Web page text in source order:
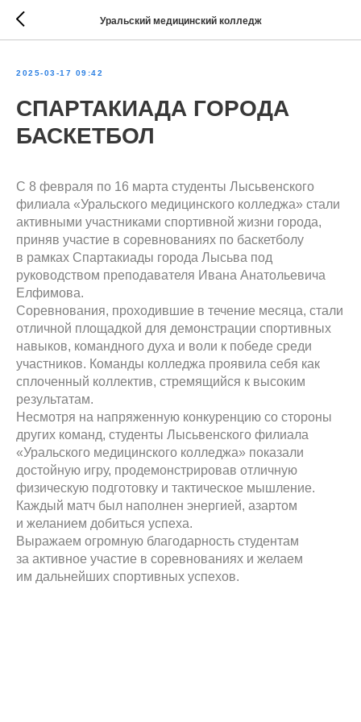
Уральский медицинский колледж
2025-03-17 09:42
СПАРТАКИАДА ГОРОДА
БАСКЕТБОЛ
С 8 февраля по 16 марта студенты Лысьвенского
филиала «Уральского медицинского колледжа» стали
активными участниками спортивной жизни города,
приняв участие в соревнованиях по баскетболу
в рамках Спартакиады города Лысьва под
руководством преподавателя Ивана Анатольевича
Елфимова.
Соревнования, проходившие в течение месяца, стали
отличной площадкой для демонстрации спортивных
навыков, командного духа и воли к победе среди
участников. Команды колледжа проявила себя как
сплоченный коллектив, стремящийся к высоким
результатам.
Несмотря на напряженную конкуренцию со стороны
других команд, студенты Лысьвенского филиала
«Уральского медицинского колледжа» показали
достойную игру, продемонстрировав отличную
физическую подготовку и тактическое мышление.
Каждый матч был наполнен энергией, азартом
и желанием добиться успеха.
Выражаем огромную благодарность студентам
за активное участие в соревнованиях и желаем
им дальнейших спортивных успехов.